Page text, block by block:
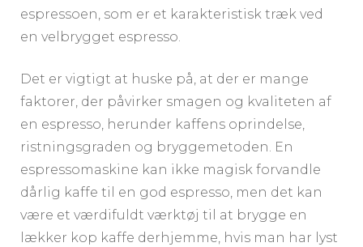
espressoen, som er et karakteristisk træk ved
en velbrygget espresso.
Det er vigtigt at huske på, at der er mange
faktorer, der påvirker smagen og kvaliteten af
en espresso, herunder kaffens oprindelse,
ristningsgraden og bryggemetoden. En
espressomaskine kan ikke magisk forvandle
dårlig kaffe til en god espresso, men det kan
være et værdifuldt værktøj til at brygge en
lækker kop kaffe derhjemme, hvis man har lyst